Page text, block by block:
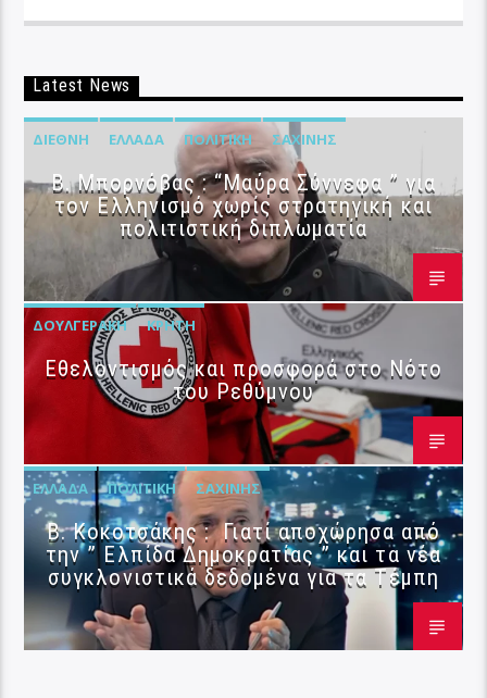
Latest News
ΔΙΕΘΝΉ ΕΛΛΆΔΑ ΠΟΛΙΤΙΚΉ ΣΑΧΊΝΗΣ
B. Μπορνόβας : “Μαύρα Σύννεφα ” για
τον Ελληνισμό χωρίς στρατηγική και
πολιτιστική διπλωματία
ΔΟΥΛΓΕΡΆΚΗ ΚΡΉΤΗ
Εθελοντισμός και προσφορά στο Νότο
του Ρεθύμνου
ΕΛΛΆΔΑ ΠΟΛΙΤΙΚΉ ΣΑΧΊΝΗΣ
Β. Κοκοτσάκης : Γιατί αποχώρησα από
την ” Ελπίδα Δημοκρατίας ” και τα νέα
συγκλονιστικά δεδομένα για τα Τέμπη